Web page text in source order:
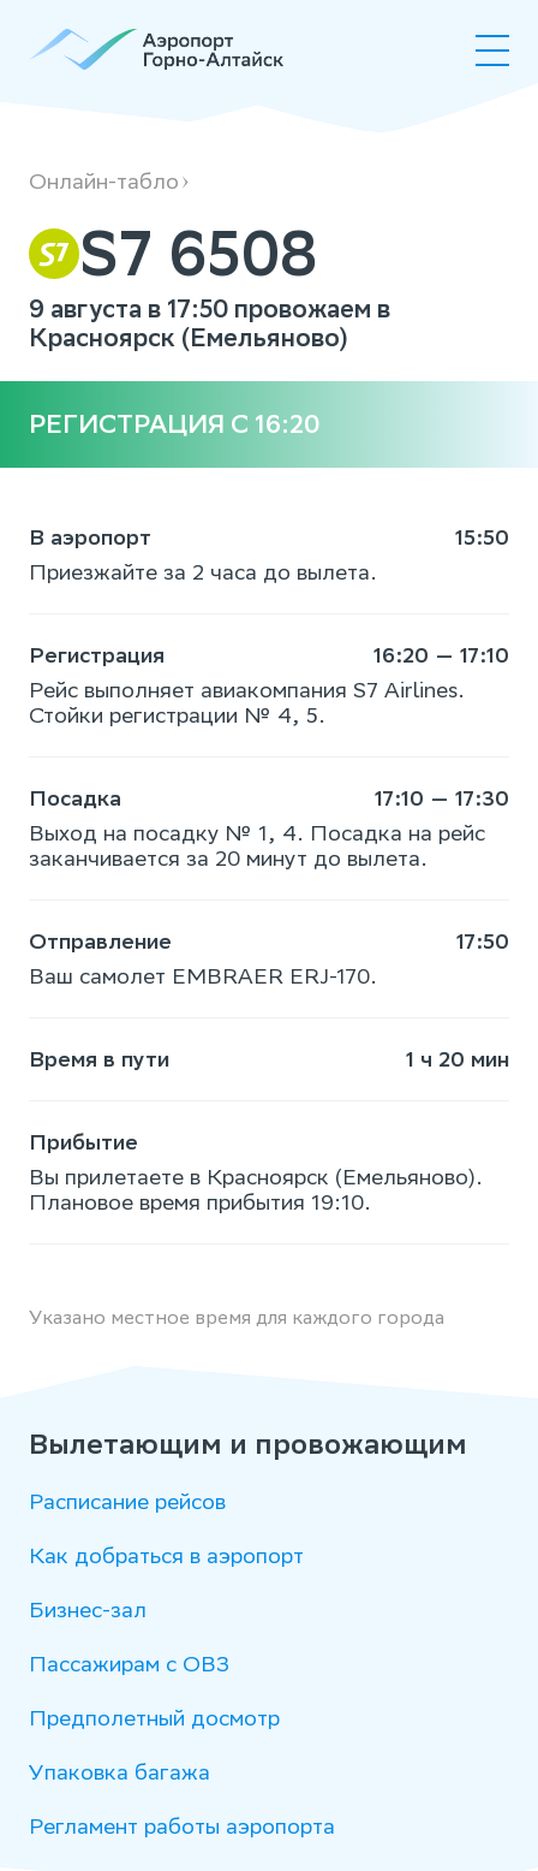
S76508
Онлайн-табло
S7 6508
9 августа в 17:50 провожаем в
Красноярск (Емельяново)
РЕГИСТРАЦИЯ С 16:20
В аэропорт
15:50
Приезжайте за 2 часа до вылета.
Регистрация
16:20 — 17:10
Рейс выполняет авиакомпания S7 Airlines.
Стойки регистрации № 4, 5.
Посадка
17:10 — 17:30
Выход на посадку № 1, 4. Посадка на рейс
заканчивается за 20 минут до вылета.
Отправление
17:50
Ваш самолет EMBRAER ERJ-170.
Время в пути 1 ч 20 мин
Прибытие
Вы прилетаете в Красноярск (Емельяново).
Плановое время прибытия 19:10.
Указано местное время для каждого города
Вылетающим и провожающим
Расписание рейсов
Как добраться в аэропорт
Бизнес-зал
Пассажирам с ОВЗ
Предполетный досмотр
Упаковка багажа
Регламент работы аэропорта